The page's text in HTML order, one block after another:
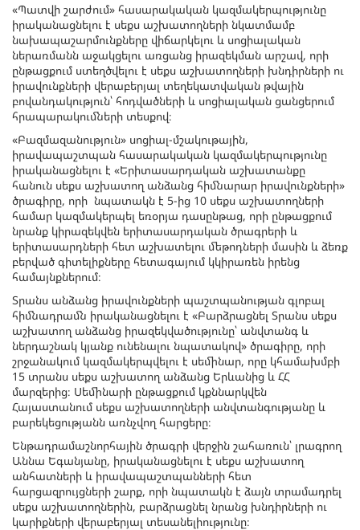
«Պատվի շարժում» հասարակական կազմակերպությունը
իրականացնելու է սեքս աշխատողների նկատմամբ
նախապաշարմունքները վիճարկելու և սոցիալական
ներառմանն աջակցելու առցանց իրազեկման արշավ, որի
ընթացքում ստեղծվելու է սեքս աշխատողների խնդիրների ու
իրավունքների վերաբերյալ տեղեկատվական թվային
բովանդակություն՝ հոդվածների և սոցիալական ցանցերում
հրապարակումների տեսքով։
«Բազմազանություն» սոցիալ-մշակութային,
իրավապաշտպան հասարակական կազմակերպությունը
իրականացնելու է «Երիտասարդական աշխատանքը
հանուն սեքս աշխատող անձանց հիմնարար իրավունքների»
ծրագիրը, որի նպատակն է 5-ից 10 սեքս աշխատողների
համար կազմակերպել եռօրյա դասընթաց, որի ընթացքում
նրանք կիրազեկվեն երիտասարդական ծրագրերի և
երիտասարդների հետ աշխատելու մեթոդների մասին և ձեռք
բերված գիտելիքները հետագայում կկիրառեն իրենց
համայնքներում։
Տրանս անձանց իրավունքների պաշտպանության գլոբալ
հիմնադրամն իրականացնելու է «Բարձրացնել Տրանս սեքս
աշխատող անձանց իրազեկվածությունը՝ անվտանգ և
ներդաշնակ կյանք ունենալու նպատակով» ծրագիրը, որի
շրջանակում կազմակերպվելու է սեմինար, որը կհամախմբի
15 տրանս սեքս աշխատող անձանց Երևանից և ՀՀ
մարզերից։ Սեմինարի ընթացքում կքննարկվեն
Հայաստանում սեքս աշխատողների անվտանգությանը և
բարեկեցությանն առնչվող հարցերը։
Ենթադրամաշնորհային ծրագրի վերջին շահառուն՝ լրագրող
Աննա Եգանյանը, իրականացնելու է սեքս աշխատող
անհատների և իրավապաշտպանների հետ
հարցազրույցների շարք, որի նպատակն է ձայն տրամադրել
սեքս աշխատողներին, բարձրացնել նրանց խնդիրների ու
կարիքների վերաբերյալ տեսանելիությունը։